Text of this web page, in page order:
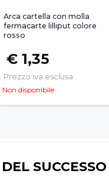
Arca cartella con molla
fermacarte lilliput colore
rosso
€ 1,35
Prezzo iva esclusa
Non disponibile
SUCCESSO